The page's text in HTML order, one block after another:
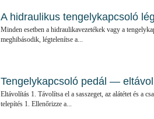
A hidraulikus tengelykapcsoló
Minden esetben a hidraulikavezetékek vagy a
meghibásodik, légtelenítse a...
Tengelykapcsoló pedál —
Eltávolítás 1. Távolítsa el a sasszeget, az alátétet és a
telepítés 1. Ellenőrizze a...